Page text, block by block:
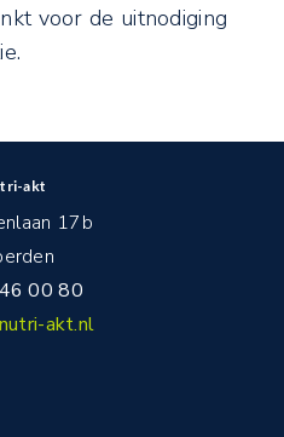
voor de uitnodiging
akt
17b
00 80
akt.nl